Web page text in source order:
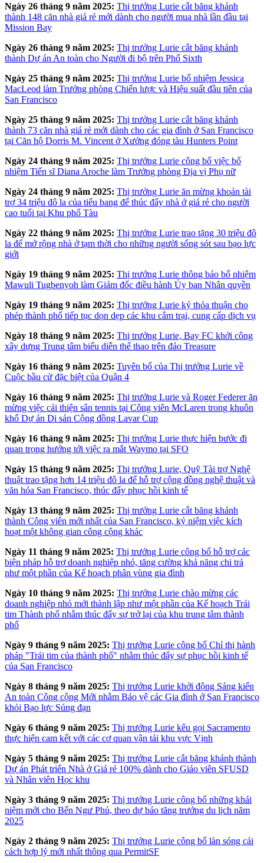
Ngày 26 tháng 9 năm 2025: Thị trưởng Lurie cắt băng khánh
thành 148 căn nhà giá rẻ mới dành cho người mua nhà lần đầu tại
Mission Bay
Ngày 26 tháng 9 năm 2025: Thị trưởng Lurie cắt băng khánh
thành Dự án An toàn cho Người đi bộ trên Phố Sixth
Ngày 25 tháng 9 năm 2025: Thị trưởng Lurie bổ nhiệm Jessica
MacLeod làm Trưởng phòng Chiến lược và Hiệu suất đầu tiên của
San Francisco
Ngày 25 tháng 9 năm 2025: Thị trưởng Lurie cắt băng khánh
thành 73 căn nhà giá rẻ mới dành cho các gia đình ở San Francisco
tại Căn hộ Dorris M. Vincent ở Xưởng đóng tàu Hunters Point
Ngày 24 tháng 9 năm 2025: Thị trưởng Lurie công bố việc bổ
nhiệm Tiến sĩ Diana Aroche làm Trưởng phòng Địa vị Phụ nữ
Ngày 24 tháng 9 năm 2025: Thị trưởng Lurie ăn mừng khoản tài
trợ 34 triệu đô la của tiểu bang để thúc đẩy nhà ở giá rẻ cho người
cao tuổi tại Khu phố Tàu
Ngày 22 tháng 9 năm 2025: Thị trưởng Lurie trao tặng 30 triệu đô
la để mở rộng nhà ở tạm thời cho những người sống sót sau bạo lực
giới
Ngày 19 tháng 9 năm 2025: Thị trưởng Lurie thông báo bổ nhiệm
Mawuli Tugbenyoh làm Giám đốc điều hành Ủy ban Nhân quyền
Ngày 19 tháng 9 năm 2025: Thị trưởng Lurie ký thỏa thuận cho
phép thành phố tiếp tục dọn dẹp các khu cắm trại, cung cấp dịch vụ
Ngày 18 tháng 9 năm 2025: Thị trưởng Lurie, Bay FC khởi công
xây dựng Trung tâm biểu diễn thể thao trên đảo Treasure
Ngày 16 tháng 9 năm 2025: Tuyên bố của Thị trưởng Lurie về
Cuộc bầu cử đặc biệt của Quận 4
Ngày 16 tháng 9 năm 2025: Thị trưởng Lurie và Roger Federer ăn
mừng việc cải thiện sân tennis tại Công viên McLaren trong khuôn
khổ Dự án Di sản Cộng đồng Lavar Cup
Ngày 16 tháng 9 năm 2025: Thị trưởng Lurie thực hiện bước đi
quan trọng hướng tới việc ra mắt Waymo tại SFO
Ngày 15 tháng 9 năm 2025: Thị trưởng Lurie, Quỹ Tài trợ Nghệ
thuật trao tặng hơn 14 triệu đô la để hỗ trợ cộng đồng nghệ thuật và
văn hóa San Francisco, thúc đẩy phục hồi kinh tế
Ngày 13 tháng 9 năm 2025: Thị trưởng Lurie cắt băng khánh
thành Công viên mới nhất của San Francisco, kỷ niệm việc kích
hoạt một không gian công cộng khác
Ngày 11 tháng 9 năm 2025: Thị trưởng Lurie công bố hỗ trợ các
biện pháp hỗ trợ doanh nghiệp nhỏ, tăng cường khả năng chi trả
như một phần của Kế hoạch phân vùng gia đình
Ngày 10 tháng 9 năm 2025: Thị trưởng Lurie chào mừng các
doanh nghiệp nhỏ mới thành lập như một phần của Kế hoạch Trái
tim Thành phố nhằm thúc đẩy sự trở lại của khu trung tâm thành
phố
Ngày 9 tháng 9 năm 2025: Thị trưởng Lurie công bố Chỉ thị hành
pháp "Trái tim của thành phố" nhằm thúc đẩy sự phục hồi kinh tế
của San Francisco
Ngày 8 tháng 9 năm 2025: Thị trưởng Lurie khởi động Sáng kiến
An toàn Công cộng Mới nhằm Bảo vệ các Gia đình ở San Francisco
khỏi Bạo lực Súng đạn
Ngày 6 tháng 9 năm 2025: Thị trưởng Lurie kêu gọi Sacramento
thực hiện cam kết với các cơ quan vận tải khu vực Vịnh
Ngày 5 tháng 9 năm 2025: Thị trưởng Lurie cắt băng khánh thành
Dự án Phát triển Nhà ở Giá rẻ 100% dành cho Giáo viên SFUSD
và Nhân viên Học khu
Ngày 3 tháng 9 năm 2025: Thị trưởng Lurie công bố những khái
niệm mới cho Bến Ngư Phủ, theo dự báo tăng trưởng du lịch năm
2025
Ngày 2 tháng 9 năm 2025: Thị trưởng Lurie công bố làn sóng cải
cách hợp lý mới nhất thông qua PermitSF